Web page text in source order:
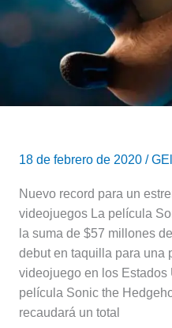
18 de febrero de 2020 /
Nuevo record para un
videojuegos La película
la suma de $57 millones
debut en taquilla para una
videojuego en los Estados
película Sonic the
recaudará un total
película